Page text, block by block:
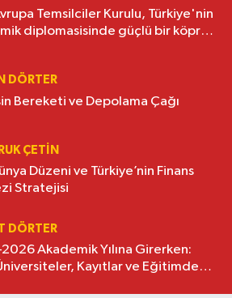
Temsilciler Kurulu, Türkiye'nin
diplomasisinde güçlü bir köprü
DÖRTER
Bereketi ve Depolama Çağı
ÇETİN
Düzeni ve Türkiye’nin Finans
Stratejisi
DÖRTER
Akademik Yılına Girerken:
Kayıtlar ve Eğitimde